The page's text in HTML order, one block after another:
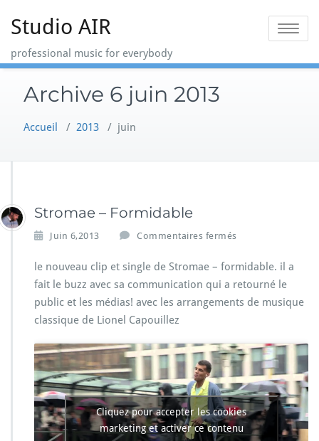
Studio AIR
professional music for everybody
Toggle
Archive 6 juin 2013
Accueil / 2013 / juin
Stromae – Formidable
Juin 6,2013 Commentaires fermés
r
t
r
a
e
–
F
o
r
m
le nouveau clip et single de Stromae – formidable. il a
fait le buzz avec sa communication qui a retourné le
public et les médias! avec les arrangements de musique
classique de Lionel Capouillez
Cliquez pour accepter les cookies
marketing et activer ce contenu